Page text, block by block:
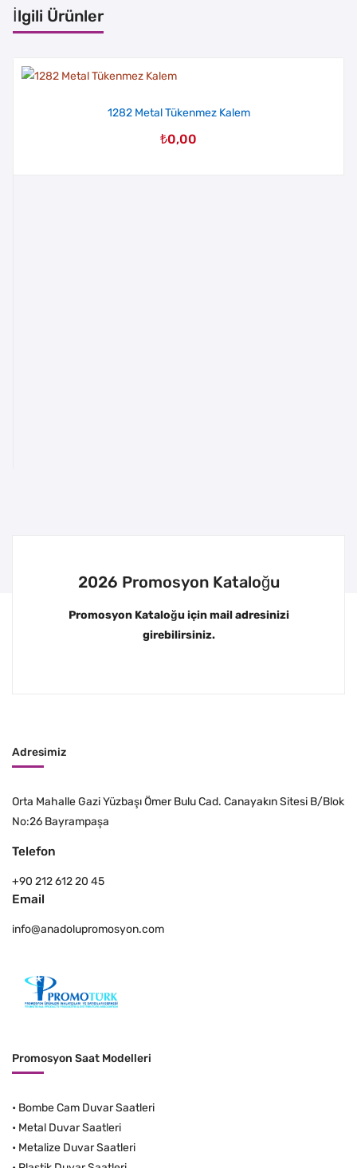
İlgili Ürünler
1282 Metal Tükenmez Kalem
₺0,00
2026 Promosyon Kataloğu
Promosyon Kataloğu için mail adresinizi
girebilirsiniz.
Adresimiz
Orta Mahalle Gazi Yüzbaşı Ömer Bulu Cad. Canayakın Sitesi B/Blok
No:26 Bayrampaşa
Telefon
+90 212 612 20 45
Email
info@anadolupromosyon.com
Promosyon Saat Modelleri
• Bombe Cam Duvar Saatleri
• Metal Duvar Saatleri
• Metalize Duvar Saatleri